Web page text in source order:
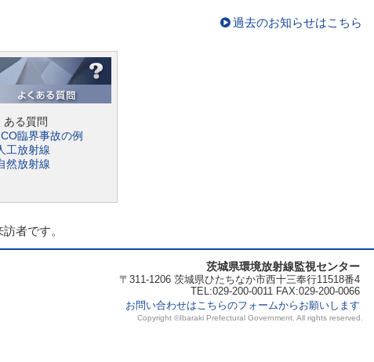
過去のお知らせはこちら
ある質問
臨界事故の例
工放射線
然放射線
者です。
茨城県環境放射線監視センター
〒311-1206 茨城県ひたちなか市西十三奉行11518番4
TEL:029-200-0011 FAX:029-200-0066
お問い合わせはこちらのフォームからお願いします
Copyright ©Ibaraki Prefectural Government. All rights reserved.